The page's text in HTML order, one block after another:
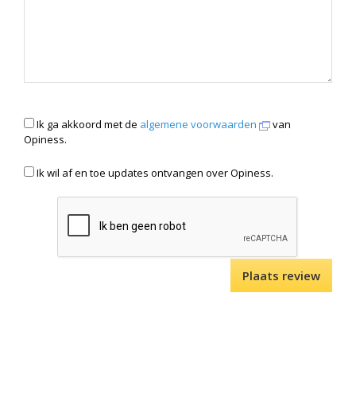
Ik ga akkoord met de algemene voorwaarden
van
Opiness.
Ik wil af en toe updates ontvangen over Opiness.